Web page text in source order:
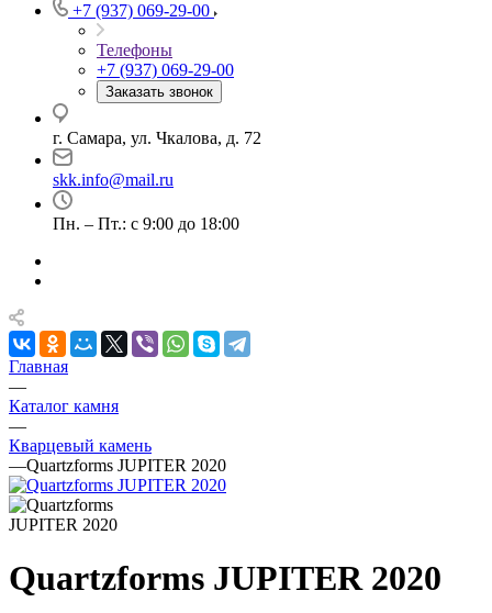
+7 (937) 069-29-00
Телефоны
+7 (937) 069-29-00
Заказать звонок
г. Самара, ул. Чкалова, д. 72
skk.info@mail.ru
Пн. – Пт.: с 9:00 до 18:00
Главная
—
Каталог камня
—
Кварцевый камень
—Quartzforms JUPITER 2020
Quartzforms JUPITER 2020